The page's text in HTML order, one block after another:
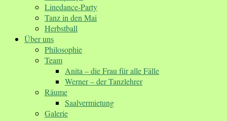
Linedance-Party
Tanz in den Mai
Herbstball
Über uns
Philosophie
Team
Anita – die Frau für alle Fälle
Werner – der Tanzlehrer
Räume
Saalvermietung
Galerie